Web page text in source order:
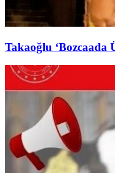
Takaoğlu ‘Bozcaada